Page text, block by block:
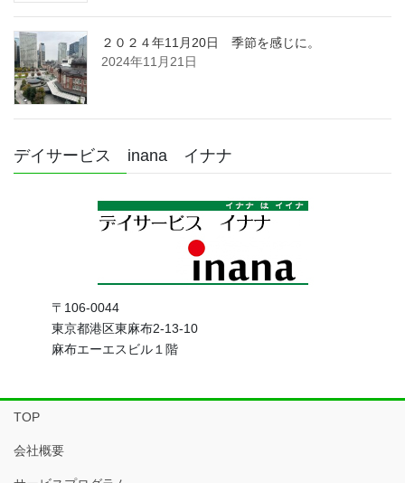
２０２４年11月20日 季節を感じに。
2024年11月21日
デイサービス inana イナナ
〒106-0044
東京都港区東麻布2-13-10
麻布エーエスビル１階
TOP
会社概要